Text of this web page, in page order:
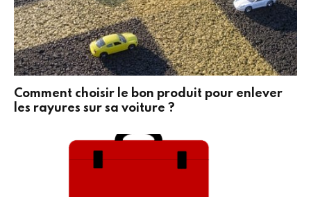
Comment choisir le bon produit pour enlever
les rayures sur sa voiture ?